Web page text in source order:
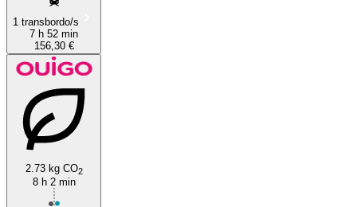
1 transbordo/s
7 h 52 min
156,30 €
2.73 kg CO2
8 h 2 min